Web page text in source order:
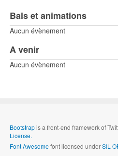
Bals et animations
Aucun évènement
A venir
Aucun évènement
Bootstrapis a front-end framework of
License.
Font Awesomefont licensed underSIL